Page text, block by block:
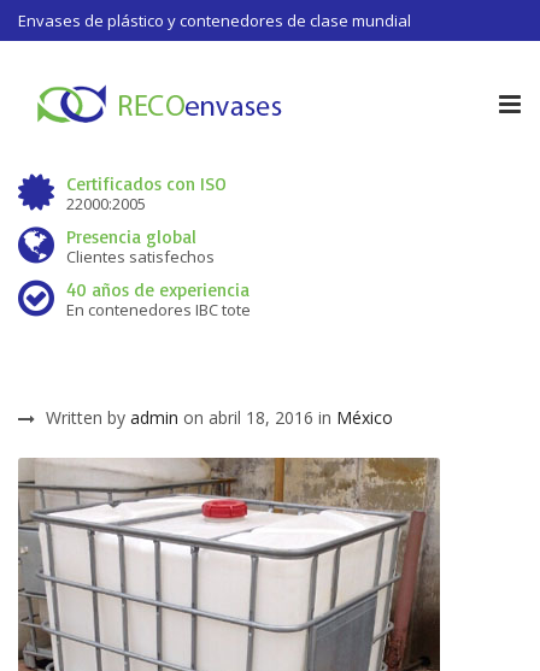
Envases de plástico y contenedores de clase mundial
Certificados con ISO
22000:2005
Presencia global
Clientes satisfechos
40 años de experiencia
En contenedores IBC tote
Written by admin on abril 18, 2016 in México